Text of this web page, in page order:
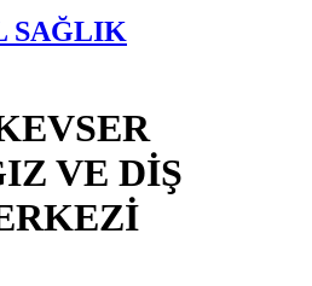
SAĞLIK
VE DİŞ